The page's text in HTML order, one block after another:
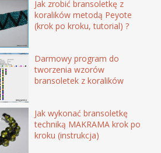
Jak zrobić bransoletkę z
koralików metodą Peyote
(krok po kroku, tutorial) ?
Darmowy program do
tworzenia wzorów
bransoletek z koralików
Jak wykonać bransoletkę
techniką MAKRAMA krok po
kroku (instrukcja)